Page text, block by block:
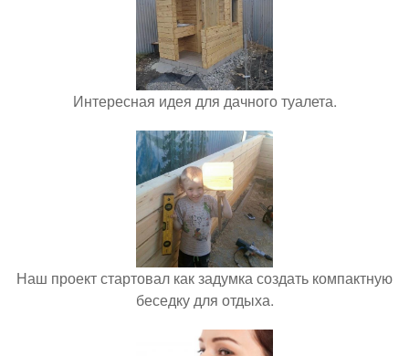
Интересная идея для дачного туалета.
Наш проект стартовал как задумка создать компактную
беседку для отдыха.